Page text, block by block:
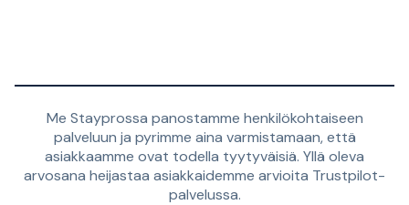
Me Stayprossa panostamme henkilökohtaiseen
palveluun ja pyrimme aina varmistamaan, että
asiakkaamme ovat todella tyytyväisiä. Yllä oleva
arvosana heijastaa asiakkaidemme arvioita Trustpilot-
palvelussa.